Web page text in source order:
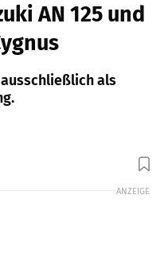
AN 125 und
als
ANZEIGE